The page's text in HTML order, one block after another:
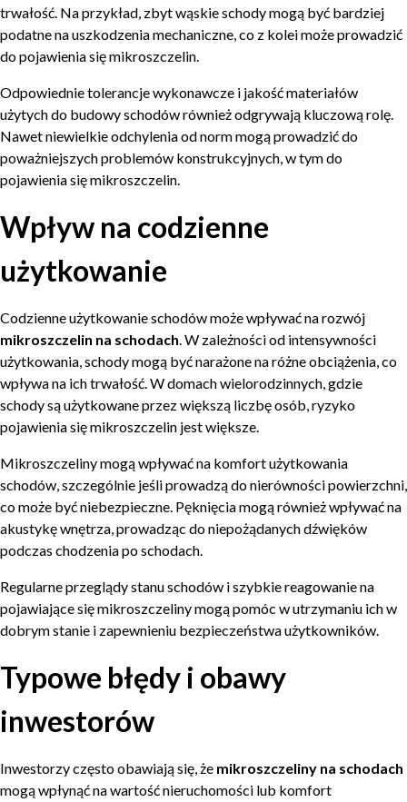
trwałość. Na przykład, zbyt wąskie schody mogą być bardziej
podatne na uszkodzenia mechaniczne, co z kolei może prowadzić
do pojawienia się mikroszczelin.
Odpowiednie tolerancje wykonawcze i jakość materiałów
użytych do budowy schodów również odgrywają kluczową rolę.
Nawet niewielkie odchylenia od norm mogą prowadzić do
poważniejszych problemów konstrukcyjnych, w tym do
pojawienia się mikroszczelin.
Wpływ na codzienne
użytkowanie
Codzienne użytkowanie schodów może wpływać na rozwój
mikroszczelin na schodach. W zależności od intensywności
użytkowania, schody mogą być narażone na różne obciążenia, co
wpływa na ich trwałość. W domach wielorodzinnych, gdzie
schody są użytkowane przez większą liczbę osób, ryzyko
pojawienia się mikroszczelin jest większe.
Mikroszczeliny mogą wpływać na komfort użytkowania
schodów, szczególnie jeśli prowadzą do nierówności powierzchni,
co może być niebezpieczne. Pęknięcia mogą również wpływać na
akustykę wnętrza, prowadząc do niepożądanych dźwięków
podczas chodzenia po schodach.
Regularne przeglądy stanu schodów i szybkie reagowanie na
pojawiające się mikroszczeliny mogą pomóc w utrzymaniu ich w
dobrym stanie i zapewnieniu bezpieczeństwa użytkowników.
Typowe błędy i obawy
inwestorów
Inwestorzy często obawiają się, że mikroszczeliny na schodach
mogą wpłynąć na wartość nieruchomości lub komfort